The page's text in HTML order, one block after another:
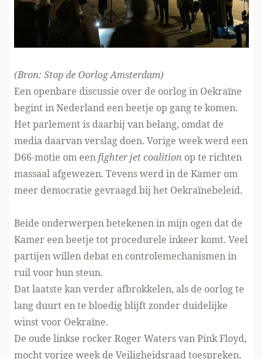
(Bron: Stop de Oorlog Amsterdam)
Een openbare discussie over de oorlog in Oekraïne
begint in Nederland een beetje op gang te komen.
Het parlement is daarbij van belang, omdat de
media daarvan verslag doen. Vorige week werd een
D66-motie om eenfighter jet coalition op te richten
massaal afgewezen. Tevens werd in de Kamer om
meer democratie gevraagd bij het Oekraïnebeleid.
Beide onderwerpen betekenen in mijn ogen dat de
Kamer een beetje tot procedurele inkeer komt. Veel
partijen willen debat en controlemechanismen in
ruil voor hun steun.
Dat laatste kan verder afbrokkelen, als de oorlog te
lang duurt en te bloedig blijft zonder duidelijke
winst voor Oekraïne.
De oude linkse rocker Roger Waters van Pink Floyd,
mocht vorige week de Veiligheidsraad toespreken.